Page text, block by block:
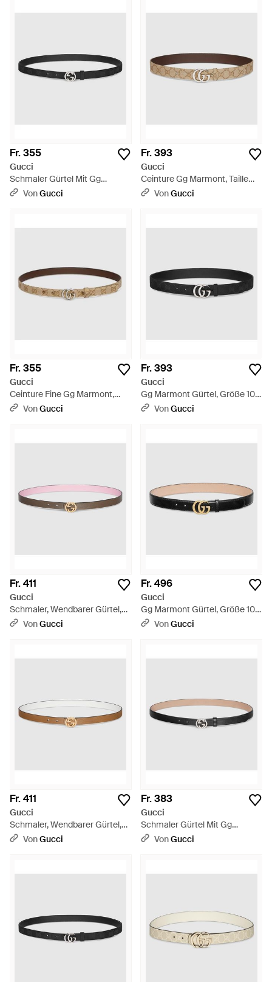
Fr. 355
Gucci
Schmaler Gürtel Mit Gg
Schnalle, Größe 100 - Schwarz
VonGucci
Fr. 393
Gucci
Ceinture Gg Marmont, Taille
100 - Braun
VonGucci
Fr. 355
Gucci
Ceinture Fine Gg Marmont,
Taille 100 - Braun
VonGucci
Fr. 393
Gucci
Gg Marmont Gürtel, Größe 100
- Schwarz
VonGucci
Fr. 411
Gucci
Schmaler, Wendbarer Gürtel,
Größe 100 - Pink
VonGucci
Fr. 496
Gucci
Gg Marmont Gürtel, Größe 100
- Schwarz
VonGucci
Fr. 411
Gucci
Schmaler, Wendbarer Gürtel,
Größe 100 - Weiß
VonGucci
Fr. 383
Gucci
Schmaler Gürtel Mit Gg
Schnalle, Größe 100 - Braun
VonGucci